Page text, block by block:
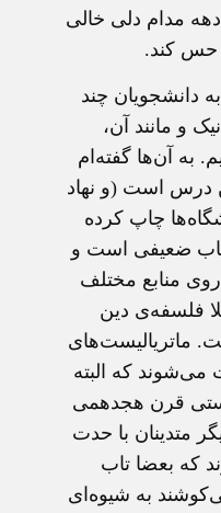
مدام دلی خالی
حس کند.
دانشجویان چند
و مانند آن،
به آن‌ها گفته‌ام
درس است (و نهاد
چاپ کرده
ضعیفی است و
منابع مختلف
فلسفه‌ی دین
ماتریالیست‌های
می‌شوند که البته
قرن هجدهمی
متدینان با حدت
که بعضا تاب
به شیوه‌ای